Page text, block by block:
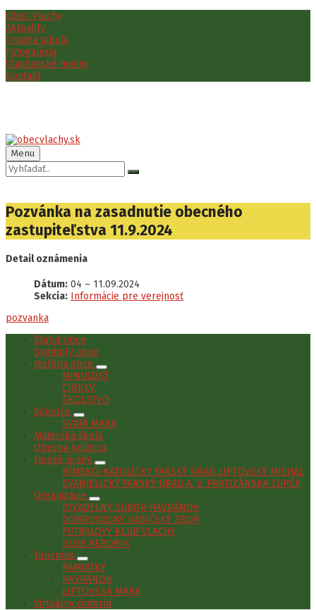
Preskočiť
na
obsah
Preskočiť
na
ľavý
panel
Preskočiť
na
pätičku
Obec Vlachy
Aktuality
Úradná tabuľa
Fotogaléria
Vlachanské noviny
Kontakt
Menu
Vyhľadávanie:
Pozvánka na zasadnutie obecného
zastupiteľstva 11.9.2024
Detail oznámenia
Dátum: 04 – 11.09.2024
Sekcia: Informácie pre verejnosť
pozvanka
Štatút obce
Symboly obce
História obce
MINULOSŤ
CIRKEV
ŠKOLSTVO
Sokolče
SVÄTÁ MARA
Materská škola
Obecná knižnica
Farské úrady
RÍMSKO-KATOLÍCKY FARSKÝ ÚRAD LIPTOVSKÝ MICHAL
EVANJELICKÝ FARSKÝ ÚRAD A. V. PARTIZÁNSKA ĽUPČA
Organizácie
DIVADELNÝ SÚBOR HAVRÁNOK
DOBROVOĽNÝ HASIČSKÝ ZBOR
FUTBALOVÝ KLUB VLACHY
KLUB AEROBIK
Turizmus
PAMIATKY
HAVRÁNOK
LIPTOVSKÁ MARA
Virtuálny cintorín